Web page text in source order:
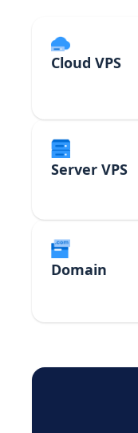
Cloud VPS
Server VPS
Domain